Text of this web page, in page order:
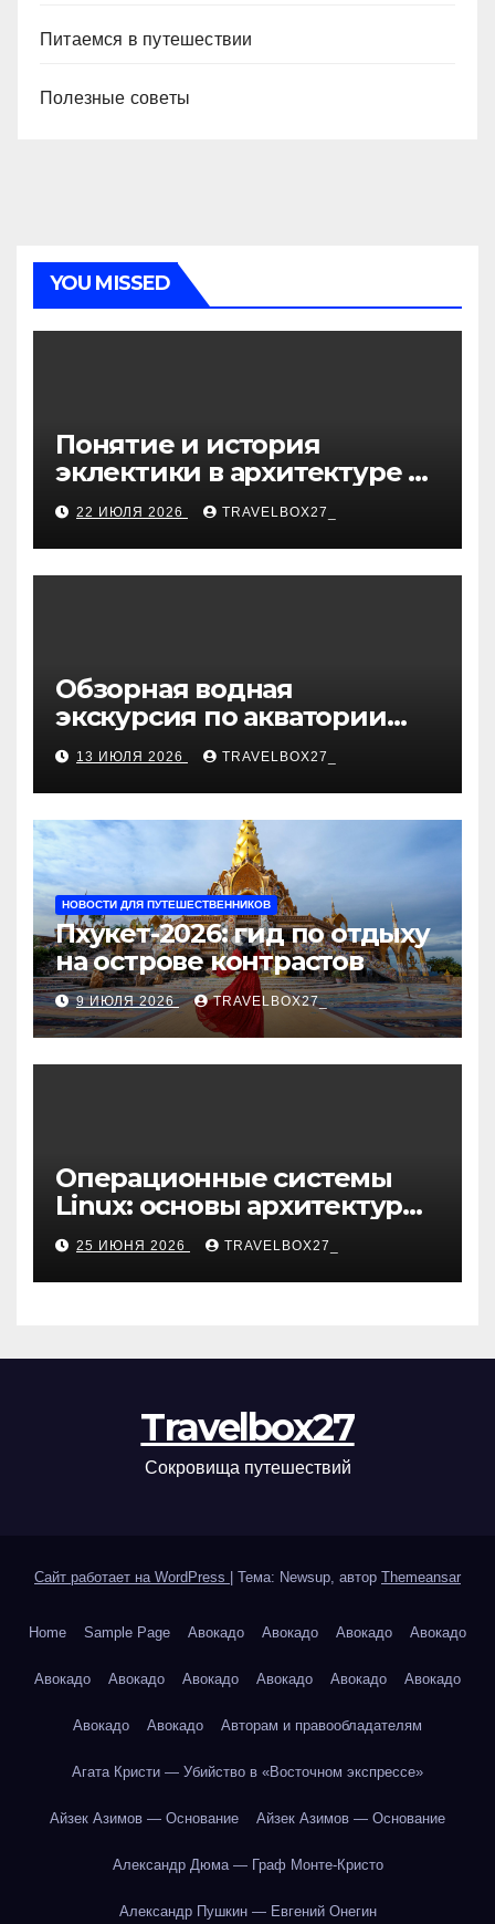
Питаемся в путешествии
Полезные советы
YOU MISSED
Понятие и история
эклектики в архитектуре и
дизайне интерьеров
22 ИЮЛЯ 2026 TRAVELBOX27_
Обзорная водная
экскурсия по акватории
бухты Песчаная
13 ИЮЛЯ 2026 TRAVELBOX27_
НОВОСТИ ДЛЯ ПУТЕШЕСТВЕННИКОВ
Пхукет-2026: гид по отдыху
на острове контрастов
9 ИЮЛЯ 2026 TRAVELBOX27_
Операционные системы
Linux: основы архитектуры,
компоненты и области
применения
25 ИЮНЯ 2026 TRAVELBOX27_
Travelbox27
Сокровища путешествий
Сайт работает на WordPress Тема: Newsup, автор Themeansar
Home Sample Page Авокадо Авокадо Авокадо Авокадо
Авокадо Авокадо Авокадо Авокадо Авокадо Авокадо
Авокадо Авокадо Авторам и правообладателям
Агата Кристи — Убийство в «Восточном экспрессе»
Айзек Азимов — Основание Айзек Азимов — Основание
Александр Дюма — Граф Монте-Кристо
Александр Пушкин — Евгений Онегин